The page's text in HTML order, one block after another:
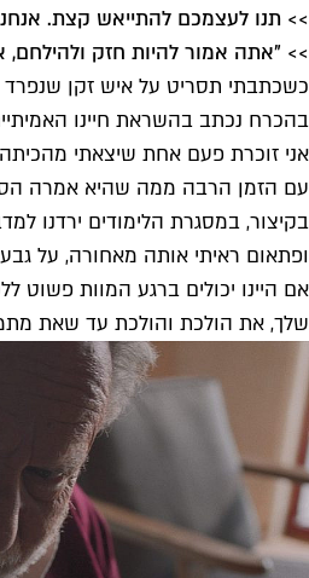
>> תנו לעצמכם להתייאש קצת.
>> "אתה אמור להיות חזק
כשכתבתי תסריט על איש זקן
בהכרח נכתב בהשראת חיינו
אני זוכרת פעם אחת שיצאתי
עם הזמן הרבה ממה שהיא אמרה
בקיצור, במסגרת הלימודים ירדנו
ופתאום ראיתי אותה מאחורה, על
אם היינו יכולים ברגע המוות פשוט
שלך, את הולכת והולכת עד שאת